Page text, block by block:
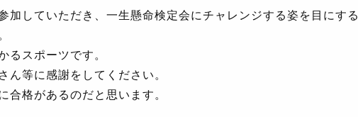
していただき、一生懸命検定会にチャレンジする姿を目にする
るスポーツです。
ん等に感謝をしてください。
合格があるのだと思います。